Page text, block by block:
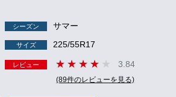
シーズン サマー
サイズ 225/55R17
レビュー 3.84
(89件のレビューを見る)